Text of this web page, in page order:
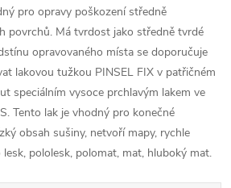
pro opravy poškození středně
povrchů. Má tvrdost jako středně tvrdé
opravovaného místa se doporučuje
lakovou tužkou PINSEL FIX v patřičném
speciálním vysoce prchlavým lakem ve
Tento lak je vhodný pro konečné
obsah sušiny, netvoří mapy, rychle
lesk, pololesk, polomat, mat, hluboký mat.